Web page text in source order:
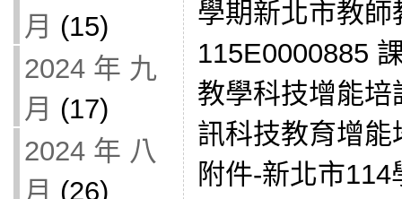
月 (15)
2024 年 九
月 (17)
2024 年 八
月 (26)
學期新北市教
115E0000885
教學科技增能
訊科技教育增
附件-新北市